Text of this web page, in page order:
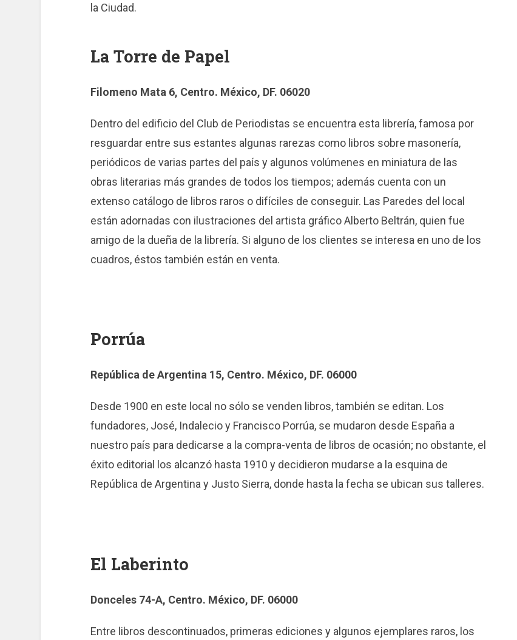
la Ciudad.
La Torre de Papel
Filomeno Mata 6, Centro. México, DF. 06020
Dentro del edificio del Club de Periodistas se encuentra esta librería, famosa por
resguardar entre sus estantes algunas rarezas como libros sobre masonería,
periódicos de varias partes del país y algunos volúmenes en miniatura de las
obras literarias más grandes de todos los tiempos; además cuenta con un
extenso catálogo de libros raros o difíciles de conseguir. Las Paredes del local
están adornadas con ilustraciones del artista gráfico Alberto Beltrán, quien fue
amigo de la dueña de la librería. Si alguno de los clientes se interesa en uno de los
cuadros, éstos también están en venta.
Porrúa
República de Argentina 15, Centro. México, DF. 06000
Desde 1900 en este local no sólo se venden libros, también se editan. Los
fundadores, José, Indalecio y Francisco Porrúa, se mudaron desde España a
nuestro país para dedicarse a la compra-venta de libros de ocasión; no obstante, el
éxito editorial los alcanzó hasta 1910 y decidieron mudarse a la esquina de
República de Argentina y Justo Sierra, donde hasta la fecha se ubican sus talleres.
El Laberinto
Donceles 74-A, Centro. México, DF. 06000
Entre libros descontinuados, primeras ediciones y algunos ejemplares raros, los